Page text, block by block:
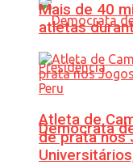
Democrata
Mais de 40
atletas
Atleta de
de prata nos